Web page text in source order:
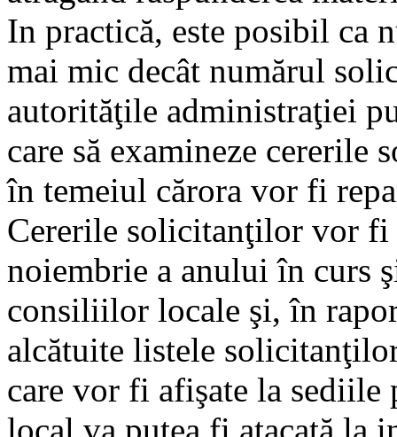
In practică, este posibil ca
mai mic decât numărul
autorităţile administraţiei
care să examineze
în temeiul cărora vor fi
Cererile solicitanţilor vor fi
noiembrie a anului în curs
consiliilor locale şi, în
alcătuite listele
care vor fi afişate la